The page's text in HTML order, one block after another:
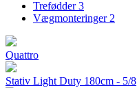
Trefødder3
Vægmonteringer 2
Quattro
Stativ Light Duty 180cm - 5/8